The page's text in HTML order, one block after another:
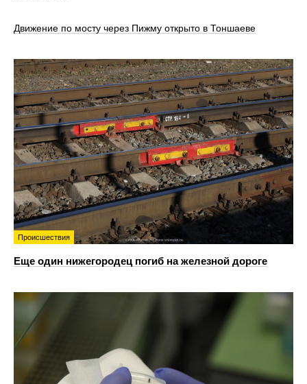
Движение по мосту через Пижму открыто в Тоншаеве
Происшествия
Еще один нижегородец погиб на железной дороге